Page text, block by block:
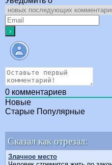
0 комментариев
Новые
Старые Популярные
Сказал как отрезал:
Злачное место